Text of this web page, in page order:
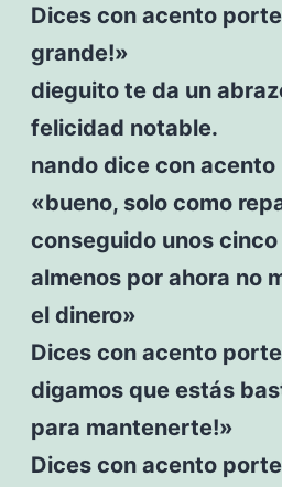
Dices con acento
grande!»
dieguito te da un
felicidad notable.
nando dice con acento
«bueno, solo como
conseguido unos cinco
almenos por ahora no
el dinero»
Dices con acento
digamos que estás
para mantenerte!»
Dices con acento